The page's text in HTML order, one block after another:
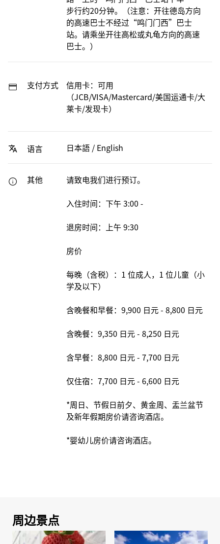
步行约20分钟。（注意：开往德岛方向
的高速巴士不经过“鸣门门西”巴士
站。请乘坐开往高松或丸龟方向的高速
巴士。）
支付方式
信用卡：可用
（JCB/VISA/Mastercard/美国运通卡/大
莱卡/发现卡）
语言 日本語 / English
其他
请致电我们进行预订。
入住时间：下午 3:00 -
退房时间：上午 9:30
房价
每晚（含税）：1 位成人，1 位儿童（小
学及以下）
含晚餐和早餐：9,900 日元 - 8,800 日元
含晚餐：9,350 日元 - 8,250 日元
含早餐：8,800 日元 - 7,700 日元
仅住宿：7,700 日元 - 6,600 日元
*周日、节假日前夕、黄金周、盂兰盆节
及新年假期房价请咨询酒店。
*婴幼儿房价请咨询酒店。
周边景点